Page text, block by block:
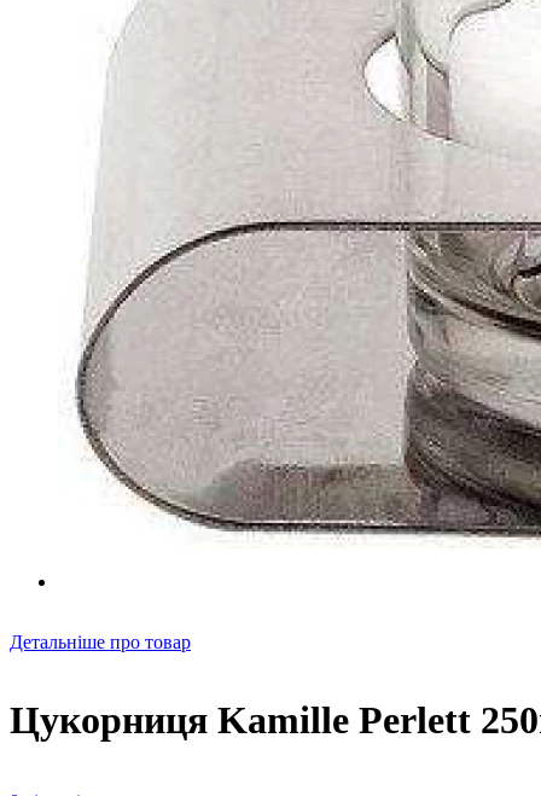
Детальніше про товар
Цукорниця Kamille Perlett